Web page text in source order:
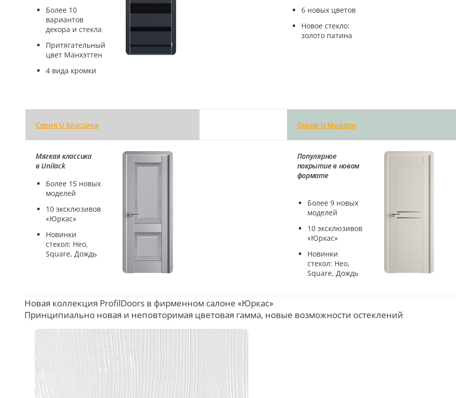
Более 10
вариантов
декора и стекла
Притягательный
цвет Манхэттен
4 вида кромки
6 новых цветов
Новое стекло:
золото патина
Серия U Классика Серия U Модерн
Мягкая классика
в Unilack
Более 15 новых
моделей
10 эксклюзивов
«Юркас»
Новинки
стекол: Нео,
Square, Дождь
Популярное
покрытие в новом
формате
Более 9 новых
моделей
10 эксклюзивов
«Юркас»
Новинки
стекол: Нео,
Square, Дождь
Новая коллекция ProfilDoors в фирменном салоне «Юркас»
Принципиально новая и неповторимая цветовая гамма, новые возможности остеклений